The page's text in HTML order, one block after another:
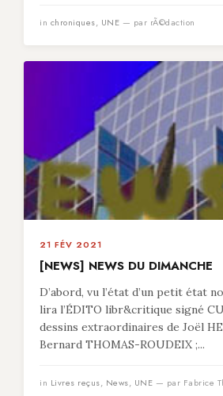
in chroniques, UNE — par rÃ©daction
21 FÉV 2021
[NEWS] NEWS DU DIMANCHE
D’abord, vu l’état d’un petit état
lira l’ÉDITO libr&critique signé
dessins extraordinaires de Joël
Bernard THOMAS-ROUDEIX ;...
in Livres reçus, News, UNE — par Fabrice